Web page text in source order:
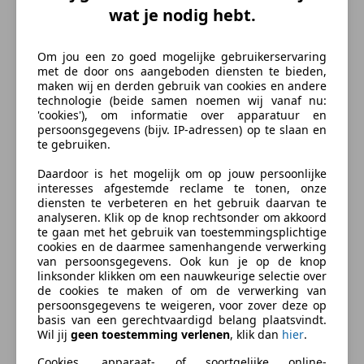
Lederen stuurwiel
Multifunctioneel stuurwiel
Parkeerhulp
Parkeerhulp achter
Parkeerhulp met camera
Regensensor
Stoelverwarming
Stuurwielverwarming
Entertainment en Media
Android Auto
Apple CarPlay
Bluetooth
Boordcomputer
CD
Radio
Veiligheid en beveiliging
Materiaal
Stof
Beschrijving
Combineer de functionaliteit van een gezinsauto met
de prestaties van een sportwagen, en je krijgt deze
sportieve SEAT Ibiza. De auto heeft een opmerkelijk
lage kilometerstand van slechts 23816 In deze auto
vindt u een benzinemotor en een automatische
transmissie. Stoelverwarming hoort ook bij de
uitrusting van deze auto. Fijn plusje, zeker in de kille
dagen, is het verwarmd stuurwiel. Natuurlijk behoren
17 inch lichtmetalen velgen, sportonderstel, LED-
dagrijverlichting, elektrisch inklapbare
buitenspiegels, donker getint glas achter en in delen
neerklapbare achterbank ook tot de uitrusting van
deze complete auto.
meer
Zakelijk leasen
wat je nodig hebt.
Om jou een zo goed mogelijke gebruikerservaring
met de door ons aangeboden diensten te bieden,
maken wij en derden gebruik van cookies en andere
technologie (beide samen noemen wij vanaf nu:
'cookies'), om informatie over apparatuur en
persoonsgegevens (bijv. IP-adressen) op te slaan en
te gebruiken.
Daardoor is het mogelijk om op jouw persoonlijke
interesses afgestemde reclame te tonen, onze
diensten te verbeteren en het gebruik daarvan te
analyseren. Klik op de knop rechtsonder om akkoord
te gaan met het gebruik van toestemmingsplichtige
cookies en de daarmee samenhangende verwerking
van persoonsgegevens. Ook kun je op de knop
linksonder klikken om een nauwkeurige selectie over
de cookies te maken of om de verwerking van
persoonsgegevens te weigeren, voor zover deze op
basis van een gerechtvaardigd belang plaatsvindt.
Wil jij geen toestemming verlenen, klik dan hier.